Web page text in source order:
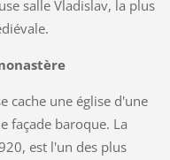
salle Vladislav, la plus
cache une église d'une
façade baroque. La
est l'un des plus